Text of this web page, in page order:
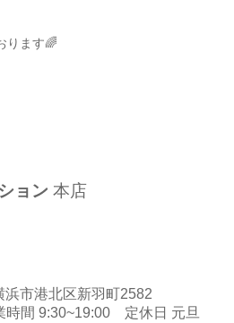
ります🌈
ョン 本店
市港北区新羽町2582
間 9:30~19:00 定休日 元旦